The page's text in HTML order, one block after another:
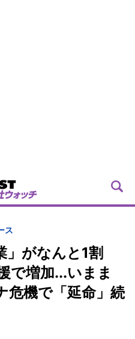
ス
」がなんと1割
で増加...いまま
危機で「延命」続